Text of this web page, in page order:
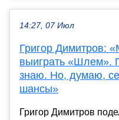
14:27, 07 Июл
Григор Димитров:
выиграть «Шлем».
знаю. Но, думаю,
шансы»
Григор Димитров